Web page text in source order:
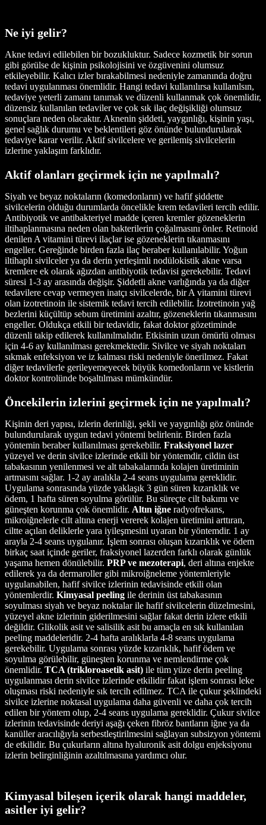
Ne iyi gelir?
Akne tedavi edilebilen bir bozukluktur. Sadece kozmetik bir sorun
gibi görülse de kişinin psikolojisini ve özgüvenini olumsuz
etkileyebilir. Kalıcı izler bırakabilmesi nedeniyle zamanında doğru
tedavi uygulanması önemlidir. Hangi tedavi kullanılırsa kullanılsın,
tedaviye yeterli zamanı tanımak ve düzenli kullanmak çok önemlidir,
düzensiz kullanılan tedaviler ve çok sık ilaç değişikliği olumsuz
sonuçlara neden olacaktır. Aknenin şiddeti, yaygınlığı, kişinin yaşı,
genel sağlık durumu ve beklentileri göz önünde bulundurularak
tedaviye karar verilir. Aktif sivilcelere ve gerilemiş sivilcelerin
izlerine yaklaşım farklıdır.
Aktif olanları geçirmek için ne yapılmalı?
Siyah ve beyaz noktaların (komedonların) ve hafif şiddette
sivilcelerin olduğu durumlarda öncelikle krem tedavileri tercih edilir.
Antibiyotik ve antibakteriyel madde içeren kremler gözeneklerin
iltihaplanmasına neden olan bakterilerin çoğalmasını önler. Retinoid
denilen A vitamini türevi ilaçlar ise gözeneklerin tıkanmasını
engeller. Gereğinde birden fazla ilaç beraber kullanılabilir. Yoğun
iltihaplı sivilceler ya da derin yerleşimli nodülokistik akne varsa
kremlere ek olarak ağızdan antibiyotik tedavisi gerekebilir. Tedavi
süresi 1-3 ay arasında değişir. Şiddetli akne varlığında ya da diğer
tedavilere cevap vermeyen inatçı sivilcelerde, bir A vitamini türevi
olan izotretinoin ile sistemik tedavi tercih edilebilir. İzotretinoin yağ
bezlerini küçültüp sebum üretimini azaltır, gözeneklerin tıkanmasını
engeller. Oldukça etkili bir tedavidir, fakat doktor gözetiminde
düzenli takip edilerek kullanılmalıdır. Etkisinin uzun ömürlü olması
için 4-6 ay kullanılması gerekmektedir. Sivilce ve siyah noktaları
sıkmak enfeksiyon ve iz kalması riski nedeniyle önerilmez. Fakat
diğer tedavilerle gerileyemeyecek büyük komedonların ve kistlerin
doktor kontrolünde boşaltılması mümkündür.
Öncekilerin izlerini geçirmek için ne yapılmalı?
Kişinin deri yapısı, izlerin derinliği, şekli ve yaygınlığı göz önünde
bulundurularak uygun tedavi yöntemi belirlenir. Birden fazla
yöntemin beraber kullanılması gerekebilir. Fraksiyonel lazer
yüzeyel ve derin sivilce izlerinde etkili bir yöntemdir, cildin üst
tabakasının yenilenmesi ve alt tabakalarında kolajen üretiminin
artmasını sağlar. 1-2 ay aralıkla 2-4 seans uygulama gereklidir.
Uygulama sonrasında yüzde yaklaşık 3 gün süren kızarıklık ve
ödem, 1 hafta süren soyulma görülür. Bu süreçte cilt bakımı ve
güneşten korunma çok önemlidir. Altın iğne radyofrekans,
mikroiğnelerle cilt altına enerji vererek kolajen üretimini arttıran,
ciltte açılan deliklerle yara iyileşmesini uyaran bir yöntemdir. 1 ay
arayla 2-4 seans uygulanır. İşlem sonrası oluşan kızarıklık ve ödem
birkaç saat içinde geriler, fraksiyonel lazerden farklı olarak günlük
yaşama hemen dönülebilir. PRP ve mezoterapi, deri altına enjekte
edilerek ya da dermaroller gibi mikroiğneleme yöntemleriyle
uygulanabilen, hafif sivilce izlerinin tedavisinde etkili olan
yöntemlerdir. Kimyasal peeling ile derinin üst tabakasının
soyulması siyah ve beyaz noktalar ile hafif sivilcelerin düzelmesini,
yüzeyel akne izlerinin giderilmesini sağlar fakat derin izlere etkili
değildir. Glikolik asit ve salisilik asit bu amaçla en sık kullanılan
peeling maddeleridir. 2-4 hafta aralıklarla 4-8 seans uygulama
gerekebilir. Uygulama sonrası yüzde kızarıklık, hafif ödem ve
soyulma görülebilir, güneşten korunma ve nemlendirme çok
önemlidir. TCA (trikloroasetik asit) ile tüm yüze derin peeling
uygulanması derin sivilce izlerinde etkilidir fakat işlem sonrası leke
oluşması riski nedeniyle sık tercih edilmez. TCA ile çukur şeklindeki
sivilce izlerine noktasal uygulama daha güvenli ve daha çok tercih
edilen bir yöntem olup, 2-4 seans uygulama gereklidir. Çukur sivilce
izlerinin tedavisinde deriyi aşağı çeken fibröz bantların iğne ya da
kanüller aracılığıyla serbestleştirilmesini sağlayan subsizyon yöntemi
de etkilidir. Bu çukurların altına hyaluronik asit dolgu enjeksiyonu
izlerin belirginliğinin azaltılmasına yardımcı olur.
Kimyasal bileşen içerik olarak hangi maddeler,
asitler iyi gelir?